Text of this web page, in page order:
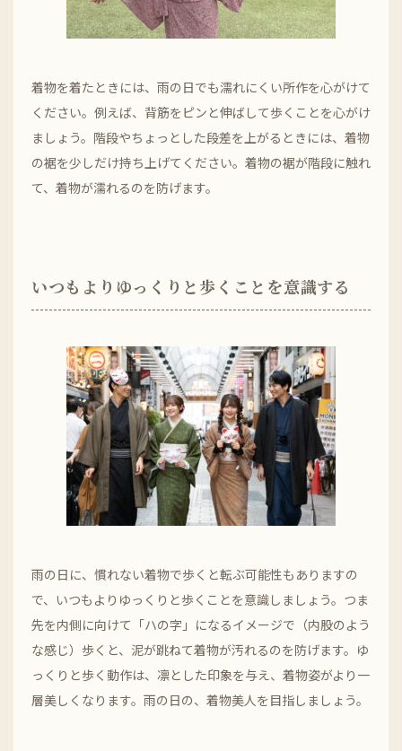
着物を着たときには、雨の日でも濡れにくい所作を心がけて
ください。例えば、背筋をピンと伸ばして歩くことを心がけ
ましょう。階段やちょっとした段差を上がるときには、着物
の裾を少しだけ持ち上げてください。着物の裾が階段に触れ
て、着物が濡れるのを防げます。
いつもよりゆっくりと歩くことを意識する
雨の日に、慣れない着物で歩くと転ぶ可能性もありますの
で、いつもよりゆっくりと歩くことを意識しましょう。つま
先を内側に向けて「ハの字」になるイメージで（内股のよう
な感じ）歩くと、泥が跳ねて着物が汚れるのを防げます。ゆ
っくりと歩く動作は、凛とした印象を与え、着物姿がより一
層美しくなります。雨の日の、着物美人を目指しましょう。